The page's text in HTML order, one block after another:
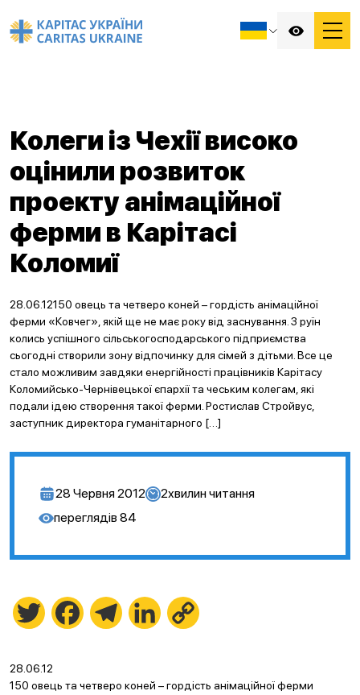
Колеги із Чехії високо
оцінили розвиток
проекту анімаційної
ферми в Карітасі
Коломиї
28.06.12150 овець та четверо коней – гордість анімаційної
ферми «Ковчег», якій ще не має року від заснування. З руїн
колись успішного сільськогосподарського підприємства
сьогодні створили зону відпочинку для сімей з дітьми. Все це
стало можливим завдяки енергійності працівників Карітасу
Коломийсько-Чернівецької єпархії та чеським колегам, які
подали ідею створення такої ферми. Ростислав Стройвус,
заступник директора гуманітарного […]
28 Червня 2012 2хвилин читання
переглядів 84
Twitter FacebookTelegramLinkedIn
28.06.12
150 овець та четверо коней – гордість анімаційної ферми